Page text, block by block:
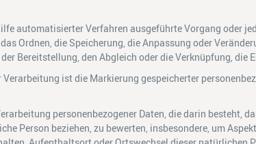
automatisierter Verfahren ausgeführte Vorgang oder
Ordnen, die Speicherung, die Anpassung oder
Bereitstellung, den Abgleich oder die Verknüpfung, die
ist die Markierung gespeicherter
personenbezogener Daten, die darin besteht,
Person beziehen, zu bewerten, insbesondere, um